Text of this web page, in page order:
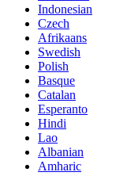
Indonesian
Czech
Afrikaans
Swedish
Polish
Basque
Catalan
Esperanto
Hindi
Lao
Albanian
Amharic